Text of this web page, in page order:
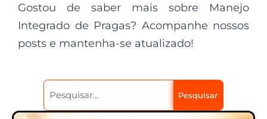
Gostou de saber mais sobre Manejo
Integrado de Pragas? Acompanhe nossos
posts e mantenha-se atualizado!
Pesquisar